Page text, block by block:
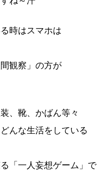
時はスマホは
観察」の方が
、靴、かばん等々
んな生活をしている
「一人妄想ゲーム」で